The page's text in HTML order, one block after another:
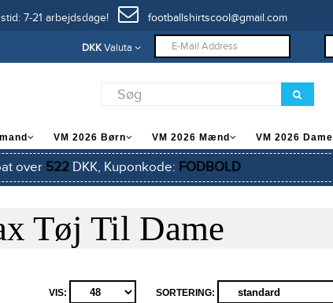
7-21 arbejdsdage! footballshirtscool@gmail.com
DKKValuta
VM 2026 Børn VM 2026 Mænd VM 2026 Dame
over 522DKK, Kuponkode: FODBOLD
Tøj Til Dame
SORTERING:
VIS: